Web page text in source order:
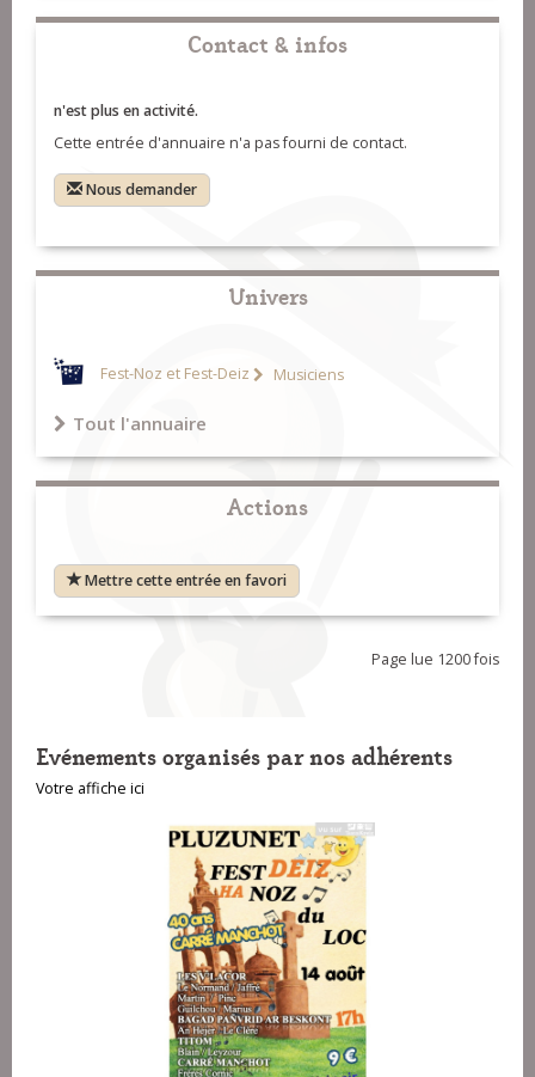
Contact & infos
n'est plus en activité.
Cette entrée d'annuaire n'a pas fourni de contact.
Nous demander
Univers
Fest-Noz et Fest-Deiz Musiciens
Tout l'annuaire
Actions
Mettre cette entrée en favori
Page lue 1200 fois
Evénements organisés par nos adhérents
Votre affiche ici